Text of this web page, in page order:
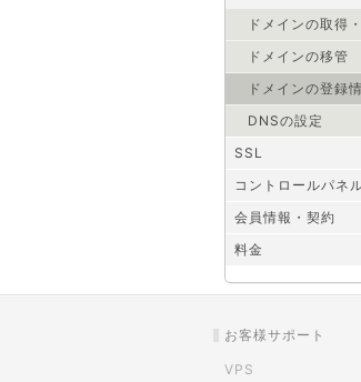
ドメインの取得
ドメインの移管
ドメインの登録
DNSの設定
SSL
コントロールパネ
会員情報・契約
料金
お客様サポート
VPS